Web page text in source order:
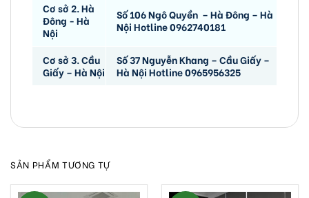
Cơ sở 2. Hà
Đông - Hà
Nội
Số 106 Ngô Quyền – Hà Đông – Hà
Nội Hotline 0962740181
Cơ sở 3. Cầu
Giấy – Hà Nội
Số 37 Nguyễn Khang – Cầu Giấy –
Hà Nội Hotline 0965956325
SẢN PHẨM TƯƠNG TỰ